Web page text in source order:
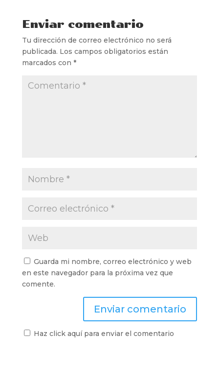
Enviar comentario
Tu dirección de correo electrónico no será
publicada. Los campos obligatorios están
marcados con *
Guarda mi nombre, correo electrónico y web
en este navegador para la próxima vez que
comente.
Haz click aquí para enviar el comentario